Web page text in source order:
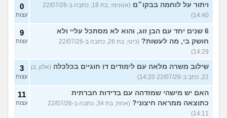
ויתור על לוחמה בבקו״ם
(אנונימי, בת 18, כתבה ב-22/07/26
14:40)
0
עצות
6 שנים יחד עם הבן זוג, והוא לא מסתכל עליי ולא
חושק בי, מה לעשות?
(כינוי, בת 26, כתבה ב-22/07/26
14:29)
9
עצות
שילוב משרה מלאה עם לימודים דו חוגיים בכלכלה (אלון, בן
22, כתב ב-22/07/26 14:20)
3
עצות
האם יש מישהי שמזדהה עם בדידות חברתית
כתוצאה ממראה חיצוני?
(אחת, בת 34, כתבה ב-22/07/26
14:11)
11
עצות